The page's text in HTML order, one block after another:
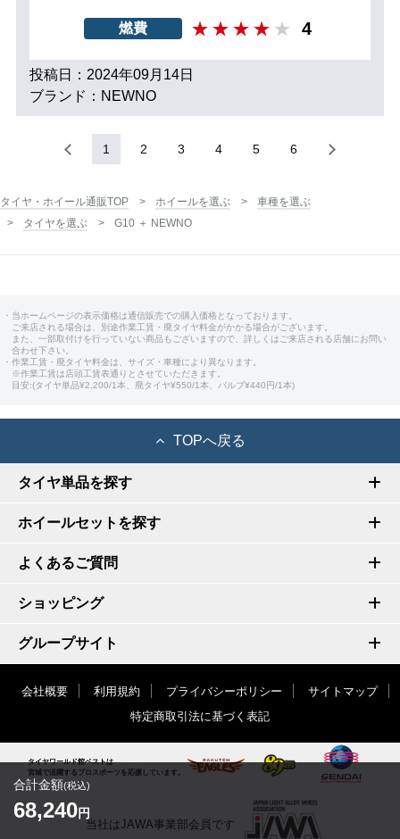
燃費 4
投稿日：2024年09月14日
ブランド：NEWNO
1 2 3 4 5 6
合計金額(税込)
68,240円
タイヤ・ホイール通販TOP ホイールを選ぶ
車種を選ぶ
タイヤを選ぶ
G10 ＋ NEWNO
・当ホームページの表示価格は通信販売での購入価格となっております。
ご来店される場合は、別途作業工賃・廃タイヤ料金がかかる場合がございます。
また、一部取付けを行っていない商品もございますので、詳しくはご来店される店舗にお問い
合わせ下さい。
・作業工賃・廃タイヤ料金は、サイズ・車種により異なります。
※作業工賃は店頭工賃表通りとさせていただきます。
目安:(タイヤ単品¥2,200/1本、廃タイヤ¥550/1本、バルブ¥440円/1本)
TOPへ戻る
タイヤ単品を探す
ホイールセットを探す
よくあるご質問
ショッピング
グループサイト
会社概要 利用規約 プライバシーポリシー
サイトマップ
特定商取引法に基づく表記
タイヤワールド館ベストは
宮城で活躍するプロスポーツを応援しています。
当社はJAWA事業部会員です